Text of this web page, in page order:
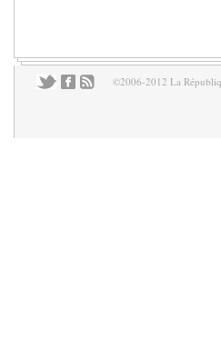
©2006-2012 La